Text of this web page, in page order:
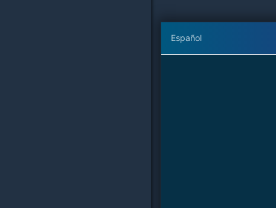
Español